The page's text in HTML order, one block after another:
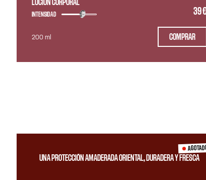
LOCION CORPORAL
39
INTENSIDAD
200 ml COMPRAR
UNA PROTECCIÓN AMADERADA ORIENTAL, DURADERA Y FRESCA